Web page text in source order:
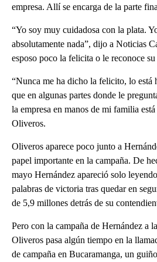
empresa. Allí se encarga de la parte
“Yo soy muy cuidadosa con la plata.
absolutamente nada”, dijo a Noticias
esposo poco la felicita o le reconoce
“Nunca me ha dicho la felicito, lo está
que en algunas partes donde le
la empresa en manos de mi familia
Oliveros.
Oliveros aparece poco junto a
papel importante en la campaña. De
mayo Hernández apareció solo
palabras de victoria tras quedar en
de 5,9 millones detrás de su
Pero con la campaña de Hernández a
Oliveros pasa algún tiempo en la
de campaña en Bucaramanga, un